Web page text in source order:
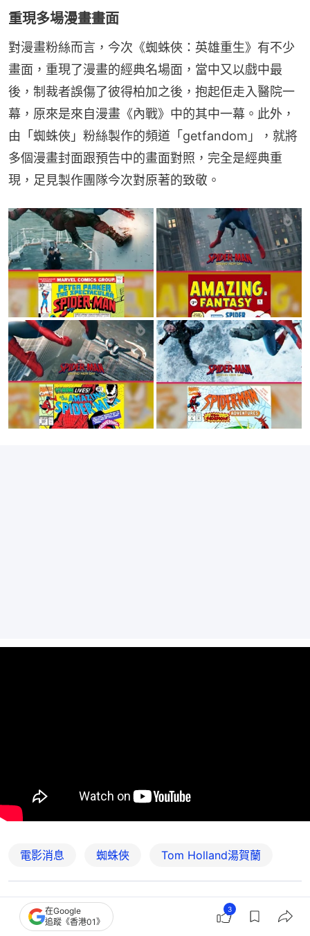
重現多場漫畫畫面
對漫畫粉絲而言，今次《蜘蛛俠：英雄重生》有不少
畫面，重現了漫畫的經典名場面，當中又以戲中最
後，制裁者誤傷了彼得柏加之後，抱起佢走入醫院一
幕，原來是來自漫畫《內戰》中的其中一幕。此外，
由「蜘蛛俠」粉絲製作的頻道「getfandom」，就將
多個漫畫封面跟預告中的畫面對照，完全是經典重
現，足見製作團隊今次對原著的致敬。
電影消息 蜘蛛俠 Tom Holland湯賀蘭
在Google
追蹤《香港01》
3